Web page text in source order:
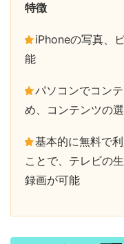
特徴
iPhoneの写真、
能
パソコンでコン
め、コンテンツの
基本的に無料で
ことで、テレビの
録画が可能